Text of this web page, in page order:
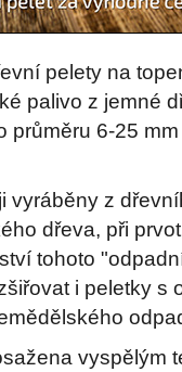
pelety na
palivo z jemné
průměru 6-25
vyráběny z
dřeva, při
tohoto
i peletky s
vyspělým